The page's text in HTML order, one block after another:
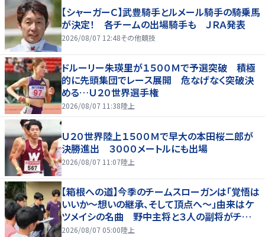
【シャーガーＣ】武豊騎手とルメール騎手の騎乗馬
が決定！ 各チームの出場騎手も ＪＲＡ発表
2026/08/07 12:48その他競技
ドルーリー朱瑛里が１５００Ｍで予選突破 積極
的に先頭集団でレース展開 危なげなく突破決
める…Ｕ２０世界選手権
2026/08/07 11:38陸上
Ｕ２０世界陸上１５００Ｍで早大の本田桜二郎が
決勝進出 ３０００メートルにも出場
2026/08/07 11:07陸上
【箱根への道】今季のチームスローガンは「覚悟は
いいか～想いの継承、そして頂点へ～」由来はケ
ツメイシの名曲 野中主将と３人の副将がチーム
を引っ張る…夏合宿特集第１弾、国学院大
2026/08/07 05:00陸上